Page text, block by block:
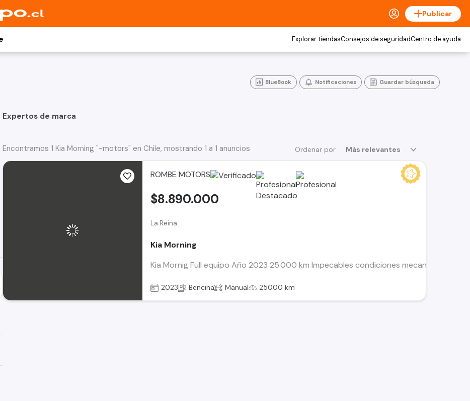
Publicar
Explorar tiendasConsejos de seguridadCentro de ayuda
BlueBook Notificaciones Guardar búsqueda
Expertos de marca
Ordenar por Más relevantes
Encontramos 1 Kia Morning "-motors" en Chile, mostrando 1 a 1 anuncios
ROMBE MOTORS
La Reina
Kia Morning
Kia Mornig Full equipo Año 2023 25.000 km Impecables condiciones mecanicas y
$8.890.000
2023 Bencina Manual 25000 km